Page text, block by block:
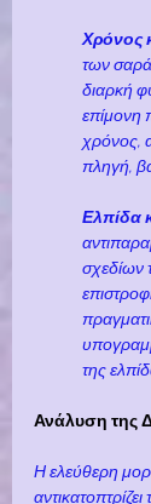
Χρόνος
των
διαρκή
επίμονη
χρόνος,
πληγή,
Ελπίδα
σχεδίων
της
Ανάλυση της
Η ελεύθερη